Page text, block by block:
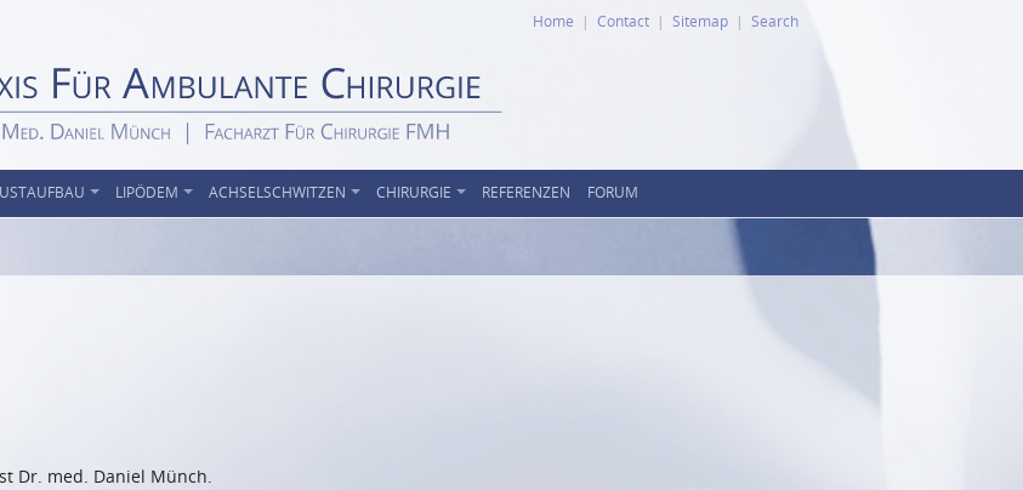
Home Contact Sitemap Search
LIPÖDEM ACHSELSCHWITZEN CHIRURGIE REFERENZEN FORUM
Dr. med. Daniel Münch.